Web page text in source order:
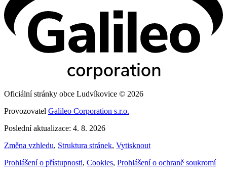
Oficiální stránky obce Ludvíkovice © 2026
Provozovatel Galileo Corporation s.r.o.
Poslední aktualizace: 4. 8. 2026
Změna vzhledu, Struktura stránek, Vytisknout
Prohlášení o přístupnosti, Cookies, Prohlášení o ochraně soukromí